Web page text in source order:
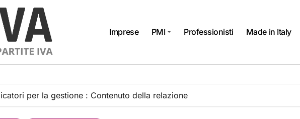
Imprese PMI Professionisti Made in Italy
per la gestione : Contenuto della relazione